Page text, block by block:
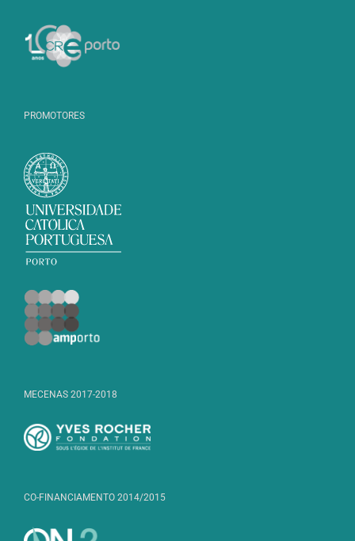
PROMOTORES
MECENAS 2017-2018
CO-FINANCIAMENTO 2014/2015